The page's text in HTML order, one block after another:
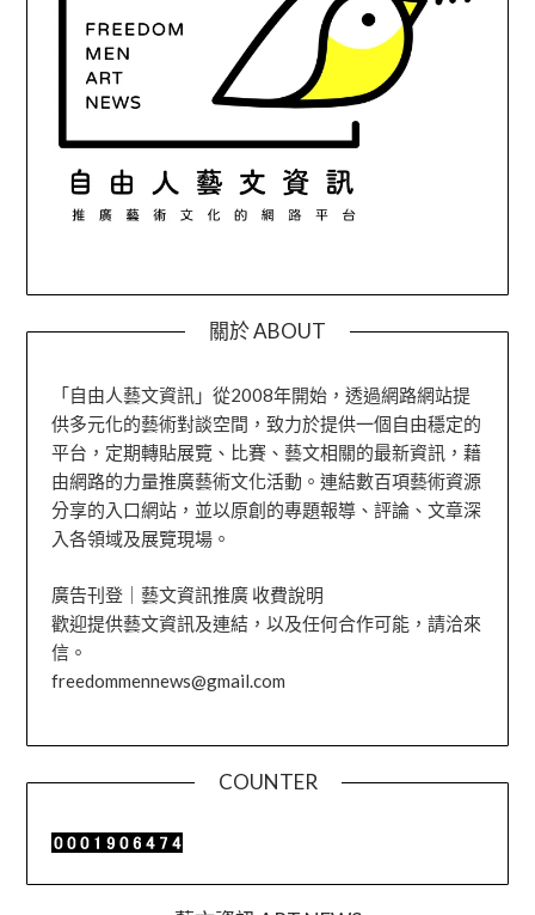
關於 ABOUT
「自由人藝文資訊」從2008年開始，透過網路網站提
供多元化的藝術對談空間，致力於提供一個自由穩定的
平台，定期轉貼展覽、比賽、藝文相關的最新資訊，藉
由網路的力量推廣藝術文化活動。連結數百項藝術資源
分享的入口網站，並以原創的專題報導、評論、文章深
入各領域及展覽現場。
廣告刊登｜藝文資訊推廣 收費說明
歡迎提供藝文資訊及連結，以及任何合作可能，請洽來
信。
freedommennews@gmail.com
COUNTER